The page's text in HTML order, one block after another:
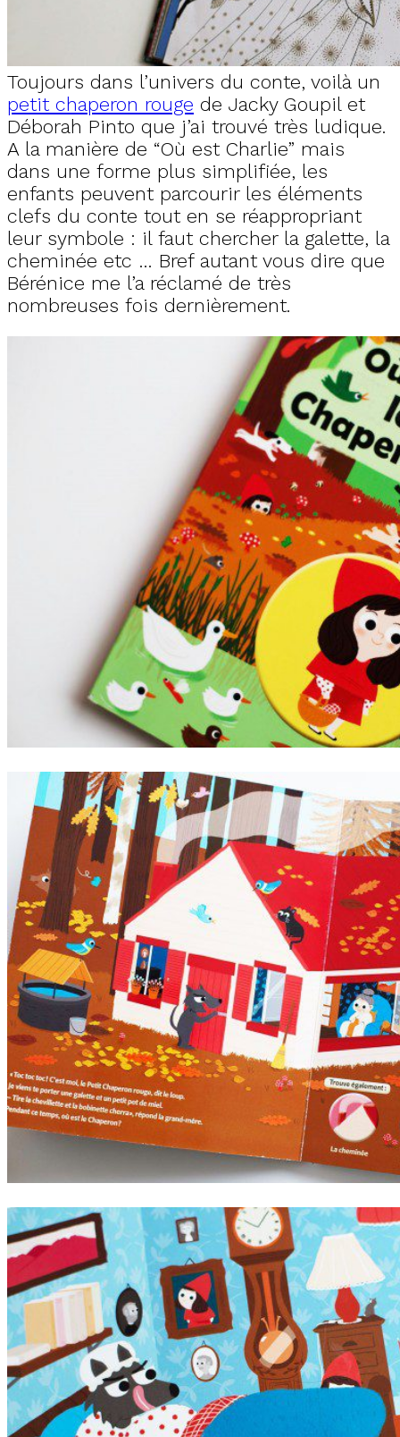
Toujours dans l’univers du conte, voilà un
petit chaperon rouge de Jacky Goupil et
Déborah Pinto que j’ai trouvé très ludique.
A la manière de “Où est Charlie” mais
dans une forme plus simplifiée, les
enfants peuvent parcourir les éléments
clefs du conte tout en se réappropriant
leur symbole : il faut chercher la galette, la
cheminée etc … Bref autant vous dire que
Bérénice me l’a réclamé de très
nombreuses fois dernièrement.